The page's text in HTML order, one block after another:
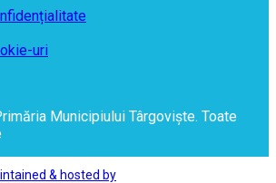
uri
Municipiului Târgoviște. Toate
& hosted by